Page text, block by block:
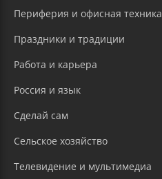
Периферия и офисная техника
Праздники и традиции
Работа и карьера
Россия и язык
Сделай сам
Сельское хозяйство
Телевидение и мультимедиа